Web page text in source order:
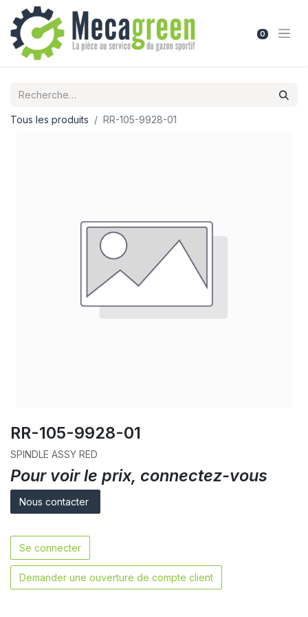
0
Tous les produits RR-105-9928-01
RR-105-9928-01
SPINDLE ASSY RED
Pour voir le prix, connectez-vous
Nous contacter
Se connecter
Demander une ouverture de compte client